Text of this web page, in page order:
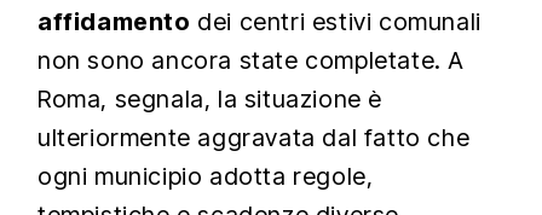
affidamento dei centri estivi comunali
non sono ancora state completate. A
Roma, segnala, la situazione è
ulteriormente aggravata dal fatto che
ogni municipio adotta regole,